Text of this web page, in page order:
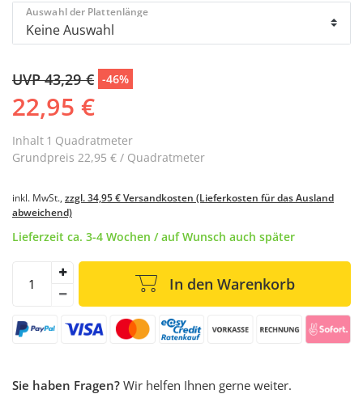
Auswahl der Plattenlänge
UVP 43,29 € -46%
22,95 €
Inhalt 1 Quadratmeter
Grundpreis 22,95 € / Quadratmeter
inkl. MwSt., zzgl. 34,95 € Versandkosten (Lieferkosten für das Ausland
abweichend)
Lieferzeit ca. 3-4 Wochen / auf Wunsch auch später
In den Warenkorb
Sie haben Fragen? Wir helfen Ihnen gerne weiter.